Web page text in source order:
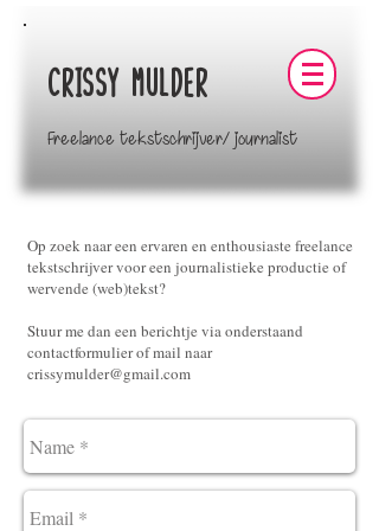
Crissy Mulder
Freelance tekstschrijver/ journalist
Op zoek naar een ervaren en enthousiaste freelance
tekstschrijver voor een journalistieke productie of
wervende (web)tekst?
Stuur me dan een berichtje via onderstaand
contactformulier of mail naar
crissymulder@gmail.com